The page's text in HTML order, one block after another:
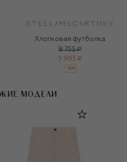
Хлопковая футболка
8 755 ₽
5 995 ₽
-30%
МОДЕЛИ